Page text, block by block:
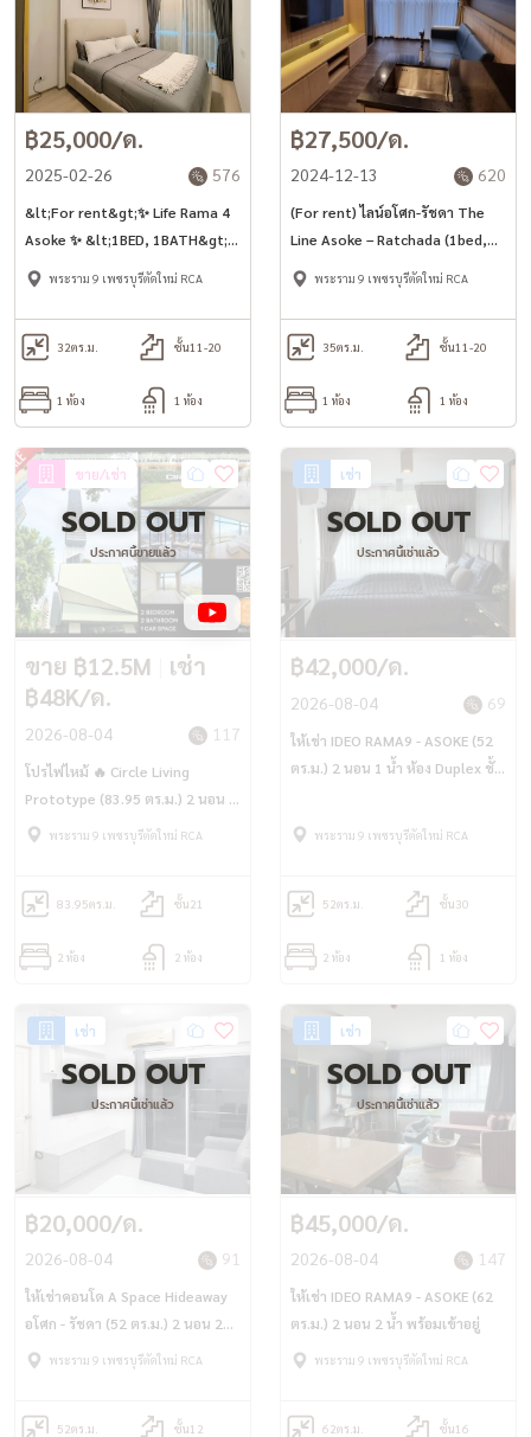
฿25,000/ด.
2025-02-26 576
&lt;For rent&gt;✨ Life Rama 4
Asoke ✨ &lt;1BED, 1BATH&gt;
ห้องใหม่ ไม่เคยเปล่าเช่า เพียง
พระราม 9 เพชรบุรีตัดใหม่ RCA
32ตร.ม. ชั้น11-20
1 ห้อง 1 ห้อง
฿27,500/ด.
2024-12-13 620
(For rent) ไลน์อโศก-รัชดา The
Line Asoke – Ratchada (1bed,
1bath) ห้องกว้าง แต่งสวยมาก
พระราม 9 เพชรบุรีตัดใหม่ RCA
35ตร.ม. ชั้น11-20
1 ห้อง 1 ห้อง
ขาย/เช่า
SOLD OUT
ประกาศนี้ขายแล้ว
ขาย ฿12.5M
เช่า
฿48K/ด.
2026-08-04 117
โปรไฟไหม้ 🔥 Circle Living
Prototype (83.95 ตร.ม.) 2 นอน 2
น้ำ Panoramic View ใกล้ MRT
พระราม 9 เพชรบุรีตัดใหม่ RCA
83.95ตร.ม. ชั้น21
2 ห้อง 2 ห้อง
เช่า
SOLD OUT
ประกาศนี้เช่าแล้ว
฿42,000/ด.
2026-08-04 69
ให้เช่า IDEO RAMA9 - ASOKE (52
ตร.ม.) 2 นอน 1 น้ำ ห้อง Duplex ชั้น
พระราม 9 เพชรบุรีตัดใหม่ RCA
52ตร.ม. ชั้น30
2 ห้อง 1 ห้อง
เช่า
SOLD OUT
ประกาศนี้เช่าแล้ว
฿20,000/ด.
2026-08-04 91
ให้เช่าคอนโด A Space Hideaway
อโศก - รัชดา (52 ตร.ม.) 2 นอน 2
น้ำ ใกล้ MRT พระราม 9
พระราม 9 เพชรบุรีตัดใหม่ RCA
52ตร.ม. ชั้น12
เช่า
SOLD OUT
ประกาศนี้เช่าแล้ว
฿45,000/ด.
2026-08-04 147
ให้เช่า IDEO RAMA9 - ASOKE (62
ตร.ม.) 2 นอน 2 น้ำ พร้อมเข้าอยู่
พระราม 9 เพชรบุรีตัดใหม่ RCA
62ตร.ม. ชั้น16